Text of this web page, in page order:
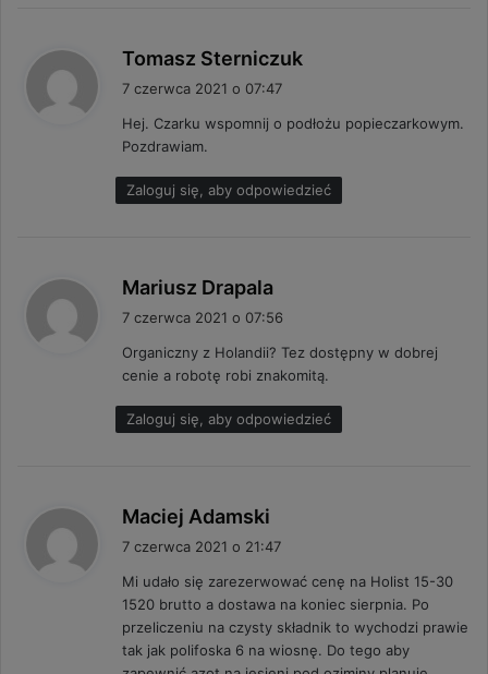
Tomasz Sterniczuk
z
:
7 czerwca 2021 o 07:47
Hej. Czarku wspomnij o podłożu popieczarkowym.
Pozdrawiam.
Zaloguj się, aby odpowiedzieć
Mariusz Drapala
z
e
:
7 czerwca 2021 o 07:56
Organiczny z Holandii? Tez dostępny w dobrej
cenie a robotę robi znakomitą.
Zaloguj się, aby odpowiedzieć
Maciej Adamski
i
z
e
7 czerwca 2021 o 21:47
Mi udało się zarezerwować cenę na Holist 15-30
1520 brutto a dostawa na koniec sierpnia. Po
przeliczeniu na czysty składnik to wychodzi prawie
tak jak polifoska 6 na wiosnę. Do tego aby